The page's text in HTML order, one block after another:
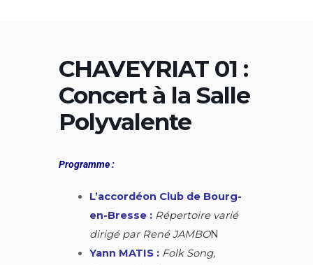
CHAVEYRIAT 01 :
Concert à la Salle
Polyvalente
Programme :
L’accordéon Club de Bourg-
en-Bresse : Répertoire varié
dirigé par René JAMBON
Yann MATIS : Folk Song,